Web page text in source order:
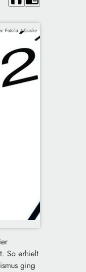
Fotolia / Stauke
So erhielt
ging